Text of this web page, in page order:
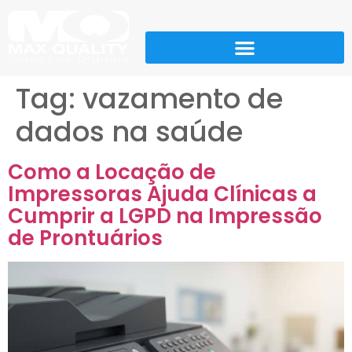
Tag: vazamento de
dados na saúde
Como a Locação de
Impressoras Ajuda Clínicas a
Cumprir a LGPD na Impressão
de Prontuários